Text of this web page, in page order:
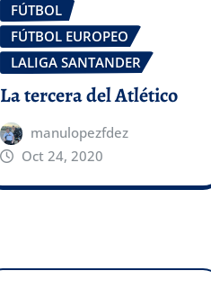
FÚTBOL
FÚTBOL EUROPEO
LALIGA SANTANDER
La tercera del Atlético
manulopezfdez
Oct 24, 2020